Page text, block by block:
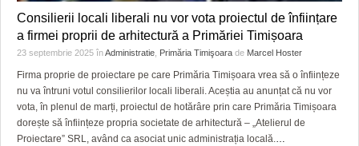
Consilierii locali liberali nu vor vota proiectul de înființare
a firmei proprii de arhitectură a Primăriei Timișoara
23 septembrie 2025 înAdministratie Primăria Timişoara de Marcel Hoster
Firma proprie de proiectare pe care Primăria Timișoara vrea să o înființeze
nu va întruni votul consilierilor locali liberali. Aceștia au anunțat că nu vor
vota, în plenul de marți, proiectul de hotărâre prin care Primăria Timișoara
dorește să înființeze propria societate de arhitectură – „Atelierul de
Proiectare” SRL, având ca asociat unic administrația locală.…